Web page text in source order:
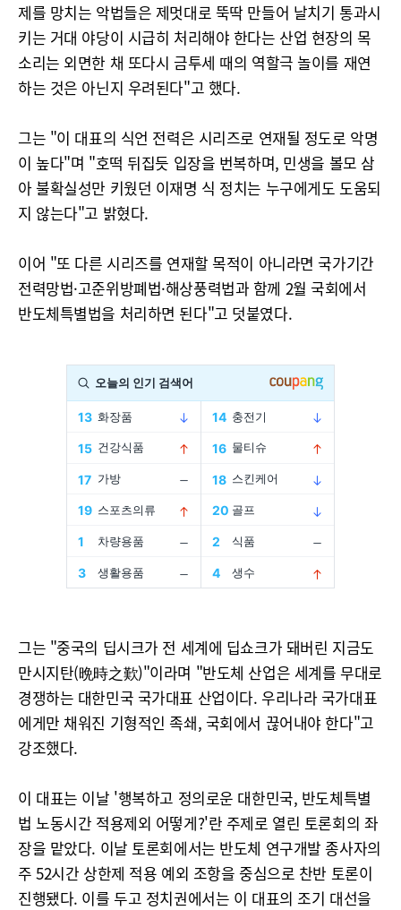
제를 망치는 악법들은 제멋대로 뚝딱 만들어 날치기 통과시
키는 거대 야당이 시급히 처리해야 한다는 산업 현장의 목
소리는 외면한 채 또다시 금투세 때의 역할극 놀이를 재연
하는 것은 아닌지 우려된다"고 했다.
그는 "이 대표의 식언 전력은 시리즈로 연재될 정도로 악명
이 높다"며 "호떡 뒤집듯 입장을 번복하며, 민생을 볼모 삼
아 불확실성만 키웠던 이재명 식 정치는 누구에게도 도움되
지 않는다"고 밝혔다.
이어 "또 다른 시리즈를 연재할 목적이 아니라면 국가기간
전력망법·고준위방폐법·해상풍력법과 함께 2월 국회에서
반도체특별법을 처리하면 된다"고 덧붙였다.
그는 "중국의 딥시크가 전 세계에 딥쇼크가 돼버린 지금도
만시지탄(晩時之歎)"이라며 "반도체 산업은 세계를 무대로
경쟁하는 대한민국 국가대표 산업이다. 우리나라 국가대표
에게만 채워진 기형적인 족쇄, 국회에서 끊어내야 한다"고
강조했다.
이 대표는 이날 '행복하고 정의로운 대한민국, 반도체특별
법 노동시간 적용제외 어떻게?'란 주제로 열린 토론회의 좌
장을 맡았다. 이날 토론회에서는 반도체 연구개발 종사자의
주 52시간 상한제 적용 예외 조항을 중심으로 찬반 토론이
진행됐다. 이를 두고 정치권에서는 이 대표의 조기 대선을